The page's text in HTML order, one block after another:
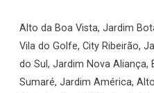
Alto da Boa Vista, Jardim
Vila do Golfe, City Ribeirão,
do Sul, Jardim Nova Aliança,
Sumaré, Jardim América,